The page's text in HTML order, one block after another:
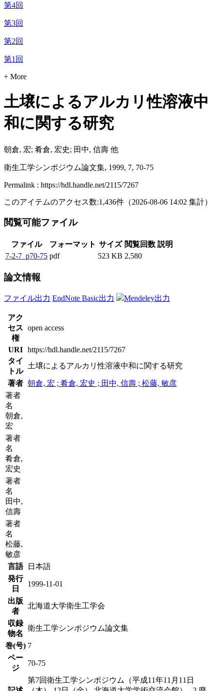
第4回
第3回
第2回
第1回
+ More
土壌によるアルカリ性溶液中
和に関する研究
朝倉, 宏; 肴倉, 宏史; 田中, 信壽 他
衛生工学シンポジウム論文集, 1999, 7, 70-75
Permalink : https://hdl.handle.net/2115/7267
このアイテムのアクセス数:1,436件 （2026-08-06 14:02 集計）
閲覧可能ファイル
ファイル フォーマット サイズ 閲覧回数 説明
7-2-7_p70-75 pdf 523 KB 2,580
論文情報
ファイル出力 EndNote Basic出力 Mendeley出力
アク
セス
権
open access
URI https://hdl.handle.net/2115/7267
タイ
トル
土壌によるアルカリ性溶液中和に関する研究
著者 朝倉, 宏 ; 肴倉, 宏史 ; 田中, 信壽 ; 松藤, 敏彦
著者
名
朝倉,
宏
著者
名
肴倉,
宏史
著者
名
田中,
信壽
著者
名
松藤,
敏彦
言語
日本語
発行
日
1999-11-01
出版
者
北海道大学衛生工学会
収録
物名
衛生工学シンポジウム論文集
巻(号) 7
ペー
ジ
70-75
第7回衛生工学シンポジウム（平成11年11月11日